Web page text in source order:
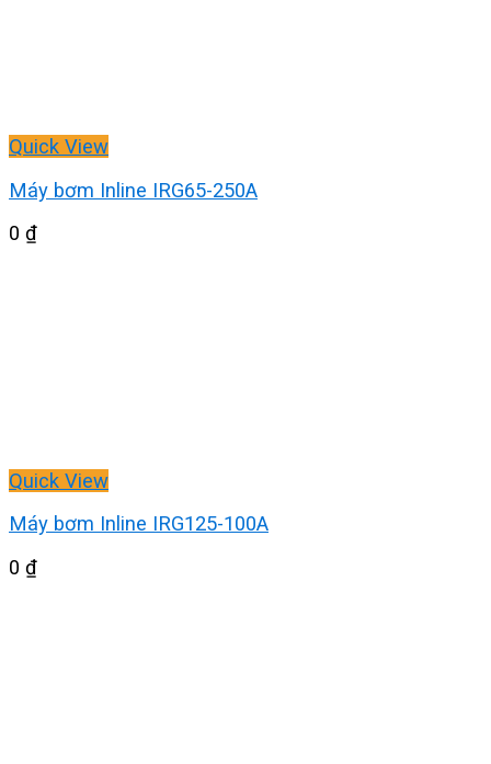
Quick View
Máy bơm Inline IRG65-250A
0 ₫
Quick View
Máy bơm Inline IRG125-100A
0 ₫